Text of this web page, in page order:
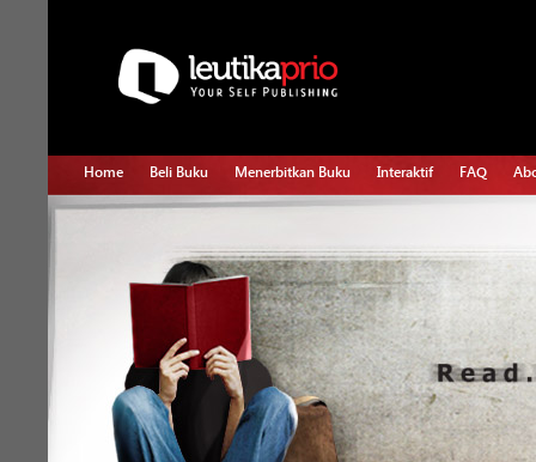
Home Beli Buku Menerbitkan Buku Interaktif FAQ